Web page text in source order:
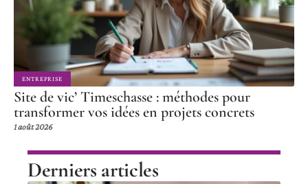
ENTREPRISE
Site de vic’ Timeschasse : méthodes pour
transformer vos idées en projets concrets
1 août 2026
Derniers articles